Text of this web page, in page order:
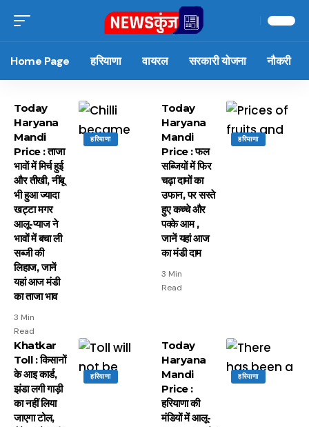
Home Page हरियाणा वायरल सरकारी योजना नौकरी
हरियाणा
Today
Haryana
Mandi
Price : ताजा
भावाें में मिर्च हुई
और तीखी, नींबू
भी हुआ ज्यादा
खट्टा मगर
आलू-प्याज ने
भावों में बचा ली
सब्जी की
लिहाज, जानें
यहां आज मंडी
का ताजा भाव
3 Min
Read
हरियाणा
Today
Haryana
Mandi
Price : फल
सब्जियों में फिर
चढ़ा दामों का
उफान, पर सस्ते
हुए कच्चे और
पक्के आम ,
जानें यहां आज
का मंडी दाम
3 Min
Read
हरियाणा
Khatkar
Toll : किसानों
के आइ कार्ड,
झंडा लगी गाड़ी
का नहीं लिया
जाएगा टोल,
हरियाणा
Today
Haryana
Mandi
Price :
हरियाणा की
मंडियों में आलू-